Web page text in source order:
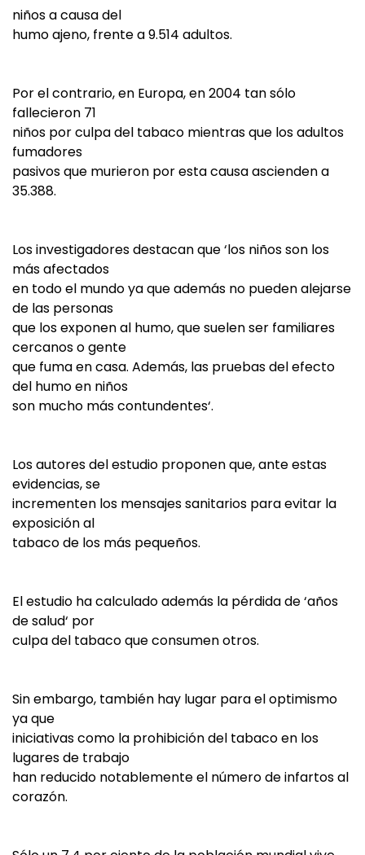
niños a causa del
humo ajeno, frente a 9.514 adultos.
Por el contrario, en Europa, en 2004 tan sólo
fallecieron 71
niños por culpa del tabaco mientras que los adultos
fumadores
pasivos que murieron por esta causa ascienden a
35.388.
Los investigadores destacan que ‘los niños son los
más afectados
en todo el mundo ya que además no pueden alejarse
de las personas
que los exponen al humo, que suelen ser familiares
cercanos o gente
que fuma en casa. Además, las pruebas del efecto
del humo en niños
son mucho más contundentes‘.
Los autores del estudio proponen que, ante estas
evidencias, se
incrementen los mensajes sanitarios para evitar la
exposición al
tabaco de los más pequeños.
El estudio ha calculado además la pérdida de ‘años
de salud‘ por
culpa del tabaco que consumen otros.
Sin embargo, también hay lugar para el optimismo
ya que
iniciativas como la prohibición del tabaco en los
lugares de trabajo
han reducido notablemente el número de infartos al
corazón.